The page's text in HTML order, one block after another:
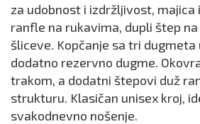
za udobnost i izdržljivost, majica
ranfle na rukavima, dupli štep na
šliceve. Kopčanje sa tri dugmeta
dodatno rezervno dugme.
trakom, a dodatni štepovi duž
strukturu. Klasičan unisex kroj,
svakodnevno nošenje.